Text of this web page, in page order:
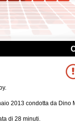
2013 condotta da Dino
di 28 minuti.